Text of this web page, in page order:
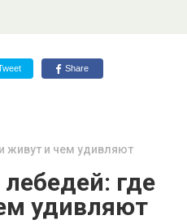
Share
живут и чем удивляют
где
удивляют